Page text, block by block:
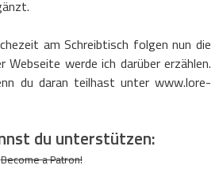
am Schreibtisch folgen nun die
Webseite werde ich darüber erzählen.
du daran teilhast unter www.lore-
du unterstützen:
Become a Patron!